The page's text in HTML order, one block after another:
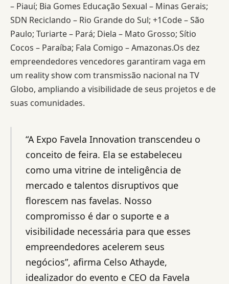
– Piauí; Bia Gomes Educação Sexual – Minas Gerais;
SDN Reciclando – Rio Grande do Sul; +1Code – São
Paulo; Turiarte – Pará; Diela – Mato Grosso; Sítio
Cocos – Paraíba; Fala Comigo – Amazonas.Os dez
empreendedores vencedores garantiram vaga em
um reality show com transmissão nacional na TV
Globo, ampliando a visibilidade de seus projetos e de
suas comunidades.
“A Expo Favela Innovation transcendeu o
conceito de feira. Ela se estabeleceu
como uma vitrine de inteligência de
mercado e talentos disruptivos que
florescem nas favelas. Nosso
compromisso é dar o suporte e a
visibilidade necessária para que esses
empreendedores acelerem seus
negócios”, afirma Celso Athayde,
idealizador do evento e CEO da Favela